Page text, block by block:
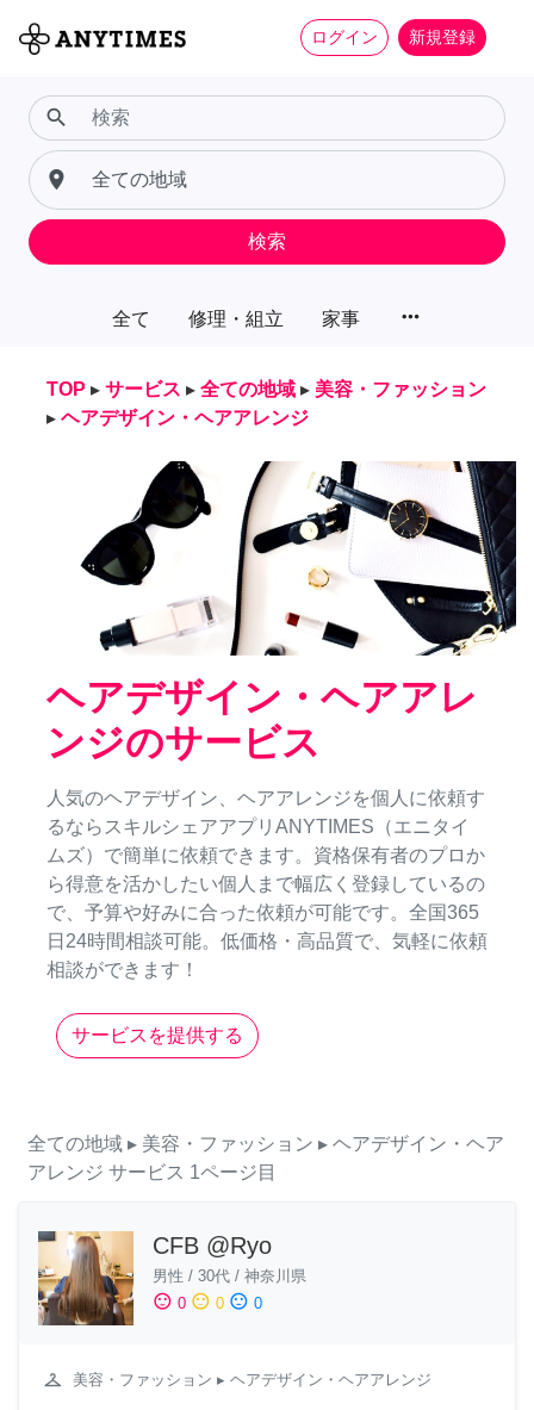
ログイン 新規登録
全て 修理・組立 家事 more_horiz
search
place
検索
TOP ▸ サービス ▸ 全ての地域 ▸ 美容・ファッション
▸ ヘアデザイン・ヘアアレンジ
ヘアデザイン・ヘアアレ
ンジのサービス
人気のヘアデザイン、ヘアアレンジを個人に依頼す
るならスキルシェアアプリANYTIMES（エニタイ
ムズ）で簡単に依頼できます。資格保有者のプロか
ら得意を活かしたい個人まで幅広く登録しているの
で、予算や好みに合った依頼が可能です。全国365
日24時間相談可能。低価格・高品質で、気軽に依頼
相談ができます！
サービスを提供する
全ての地域 ▸ 美容・ファッション ▸ ヘアデザイン・ヘア
アレンジ サービス 1ページ目
CFB @Ryo
男性 / 30代 / 神奈川県
sentiment_satisfied 0 sentiment_neutral 0 sentiment_dissatisfied 0
checkroom 美容・ファッション ▸ ヘアデザイン・ヘアアレンジ